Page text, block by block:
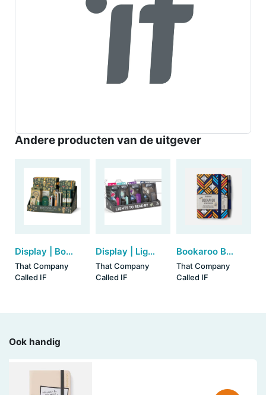
Andere producten van de uitgever
Display | Bookaroo - Botanical
That Company
Called IF
Display | Lights to read by (40cm)
That Company
Called IF
Bookaroo Baby Notebook & Pen (A7) - Navy & Yellow Geo
That Company
Called IF
Ook handig